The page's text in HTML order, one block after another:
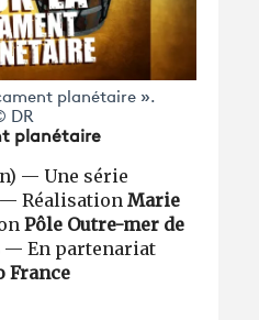
planétaire ».
DR
planétaire
— Une série
— RéalisationMarie
Pôle Outre-mer de
— En partenariat
France